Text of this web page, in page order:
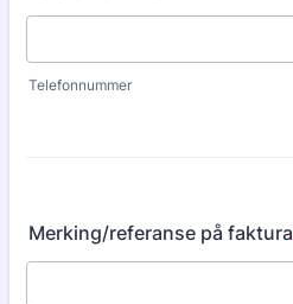
Telefonnummer
Merking/referanse på faktura